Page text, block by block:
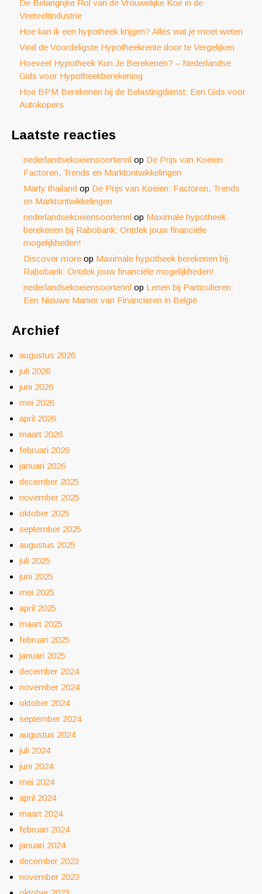
De Belangrijke Rol van de Vrouwelijke Koe in de
Veeteeltindustrie
Hoe kan ik een hypotheek krijgen? Alles wat je moet weten
Vind de Voordeligste Hypotheekrente door te Vergelijken
Hoeveel Hypotheek Kun Je Berekenen? – Nederlandse
Gids voor Hypotheekberekening
Hoe BPM Berekenen bij de Belastingdienst: Een Gids voor
Autokopers
Laatste reacties
nederlandsekoeiensoortennl op De Prijs van Koeien:
Factoren, Trends en Marktontwikkelingen
Marty thailand op De Prijs van Koeien: Factoren, Trends
en Marktontwikkelingen
nederlandsekoeiensoortennl op Maximale hypotheek
berekenen bij Rabobank: Ontdek jouw financiële
mogelijkheden!
Discover more op Maximale hypotheek berekenen bij
Rabobank: Ontdek jouw financiële mogelijkheden!
nederlandsekoeiensoortennl op Lenen bij Particulieren:
Een Nieuwe Manier van Financieren in België
Archief
augustus 2026
juli 2026
juni 2026
mei 2026
april 2026
maart 2026
februari 2026
januari 2026
december 2025
november 2025
oktober 2025
september 2025
augustus 2025
juli 2025
juni 2025
mei 2025
april 2025
maart 2025
februari 2025
januari 2025
december 2024
november 2024
oktober 2024
september 2024
augustus 2024
juli 2024
juni 2024
mei 2024
april 2024
maart 2024
februari 2024
januari 2024
december 2023
november 2023